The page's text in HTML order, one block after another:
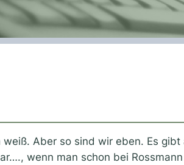
Aber so sind wir eben. Es
wenn man schon bei